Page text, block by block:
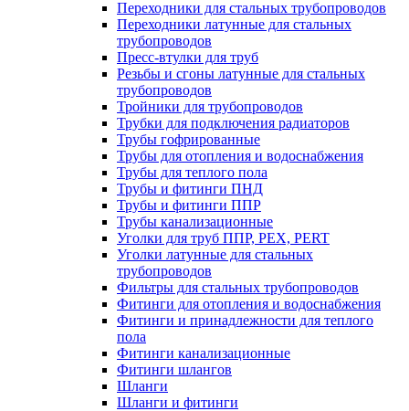
Переходники для стальных трубопроводов
Переходники латунные для стальных
трубопроводов
Пресс-втулки для труб
Резьбы и сгоны латунные для стальных
трубопроводов
Тройники для трубопроводов
Трубки для подключения радиаторов
Трубы гофрированные
Трубы для отопления и водоснабжения
Трубы для теплого пола
Трубы и фитинги ПНД
Трубы и фитинги ППР
Трубы канализационные
Уголки для труб ППР, PEX, PERT
Уголки латунные для стальных
трубопроводов
Фильтры для стальных трубопроводов
Фитинги для отопления и водоснабжения
Фитинги и принадлежности для теплого
пола
Фитинги канализационные
Фитинги шлангов
Шланги
Шланги и фитинги